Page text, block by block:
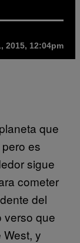
2015, 12:04pm
que
es
sigue
cometer
del
verso que
y